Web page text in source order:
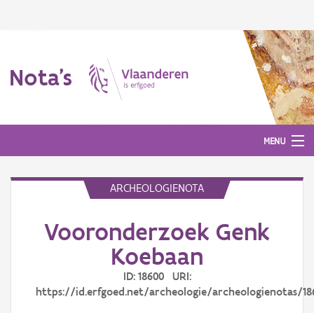
Nota's
MENU
Aanmelden
ARCHEOLOGIENOTA
Vooronderzoek Genk
Koebaan
ID: 18600 URI:
https://id.erfgoed.net/archeologie/archeologienotas/